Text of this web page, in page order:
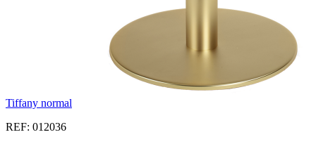
Tiffany normal
REF: 012036